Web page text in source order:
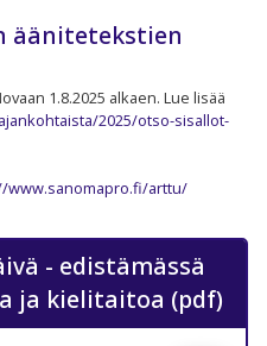
äänitetekstien
1.8.2025 alkaen. Lue lisää
2025/otso-sisallot-
www.sanomapro.fi/arttu/
- edistämässä
ja kielitaitoa (pdf)